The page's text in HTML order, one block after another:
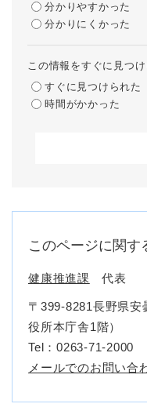
分かりやすかった
分かりにくかった
この情報をすぐに見つ
すぐに見つけられた
時間がかかった
このページに関す
健康推進課 代表
〒399-8281長野県安
役所本庁舎1階）
Tel：0263-71-2000
メールでのお問い合